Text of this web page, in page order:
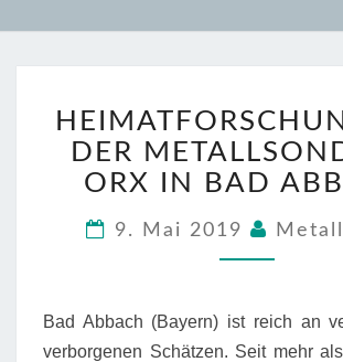
MIT
DER
XP
ORX
IN
BAD
DER
ORX IN BAD
9. Mai 2019
Bad Abbach (Bayern) ist reich an
verborgenen Schätzen. Seit mehr